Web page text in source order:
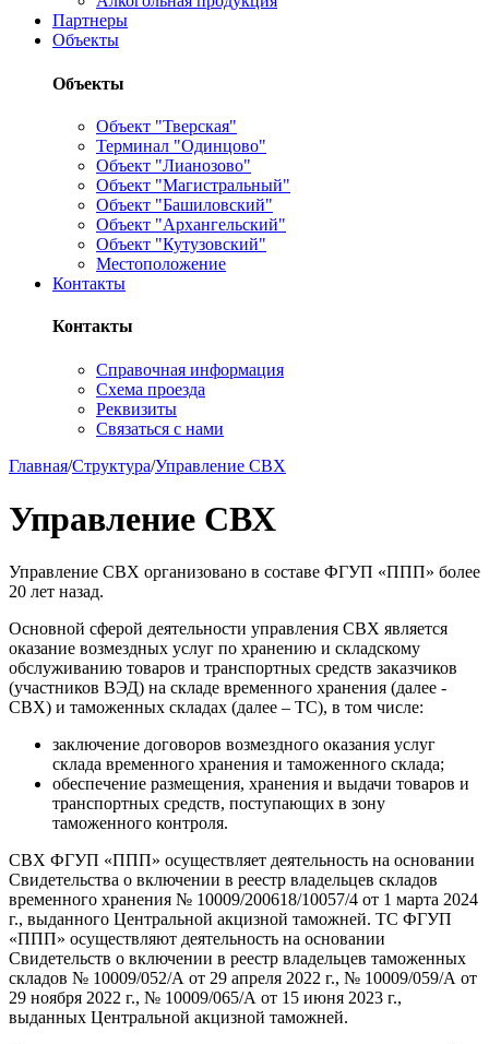
Партнеры
Объекты
Объекты
Объект "Тверская"
Терминал "Одинцово"
Объект "Лианозово"
Объект "Магистральный"
Объект "Башиловский"
Объект "Архангельский"
Объект "Кутузовский"
Местоположение
Контакты
Контакты
Справочная информация
Схема проезда
Реквизиты
Связаться с нами
Главная/Структура/Управление СВХ
Управление СВХ
Управление СВХ организовано в составе ФГУП «ППП» более
20 лет назад.
Основной сферой деятельности управления СВХ является
оказание возмездных услуг по хранению и складскому
обслуживанию товаров и транспортных средств заказчиков
(участников ВЭД) на складе временного хранения (далее -
СВХ) и таможенных складах (далее – ТС), в том числе:
заключение договоров возмездного оказания услуг
склада временного хранения и таможенного склада;
обеспечение размещения, хранения и выдачи товаров и
транспортных средств, поступающих в зону
таможенного контроля.
СВХ ФГУП «ППП» осуществляет деятельность на основании
Свидетельства о включении в реестр владельцев складов
временного хранения № 10009/200618/10057/4 от 1 марта 2024
г., выданного Центральной акцизной таможней. ТС ФГУП
«ППП» осуществляют деятельность на основании
Свидетельств о включении в реестр владельцев таможенных
складов № 10009/052/А от 29 апреля 2022 г., № 10009/059/А от
29 ноября 2022 г., № 10009/065/А от 15 июня 2023 г.,
выданных Центральной акцизной таможней.